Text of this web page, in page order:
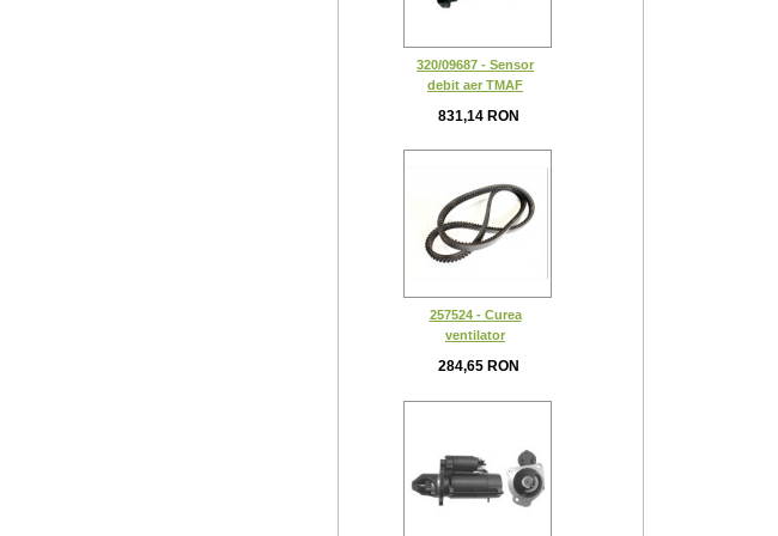
320/09687 - Sensor
debit aer TMAF
831,14 RON
257524 - Curea
ventilator
284,65 RON